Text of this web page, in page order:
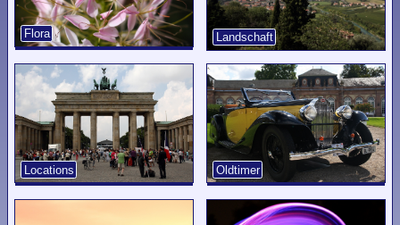
Flora Landschaft
Locations Oldtimer